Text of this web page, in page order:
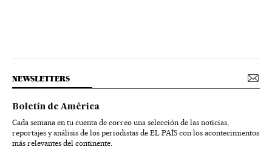
NEWSLETTERS
Boletín de América
Cada semana en tu cuenta de correo una selección de las noticias,
reportajes y análisis de los periodistas de EL PAÍS con los acontecimientos
más relevantes del continente.